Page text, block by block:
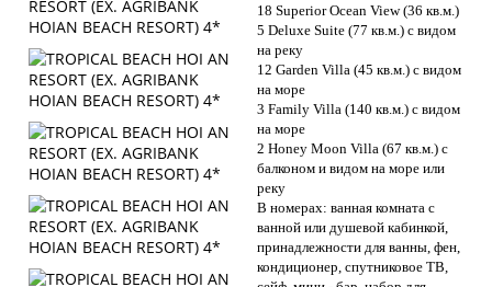
18 Superior Ocean View (36 кв.м.)
5 Deluxe Suite (77 кв.м.) с видом
на реку
12 Garden Villa (45 кв.м.) с видом
на море
3 Family Villa (140 кв.м.) с видом
на море
2 Honey Moon Villa (67 кв.м.) с
балконом и видом на море или
реку
В номерах: ванная комната с
ванной или душевой кабинкой,
принадлежности для ванны, фен,
кондиционер, спутниковое ТВ,